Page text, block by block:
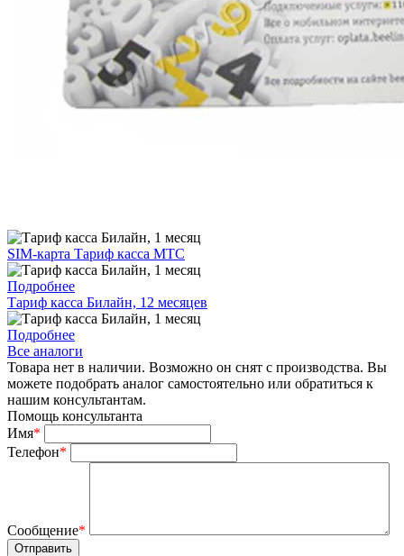
SIM-карта Тариф касса МТС
Подробнее
Тариф касса Билайн, 12 месяцев
Подробнее
Все аналоги
Товара нет в наличии. Возможно он снят с производства. Вы
можете подобрать аналог самостоятельно или обратиться к
нашим консультантам.
Помощь консультанта
Имя*
Телефон*
Сообщение*